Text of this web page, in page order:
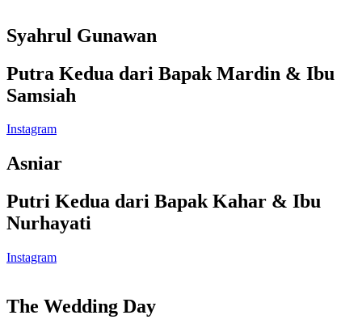
Syahrul Gunawan
Putra Kedua dari Bapak Mardin & Ibu
Samsiah
Instagram
Asniar
Putri Kedua dari Bapak Kahar & Ibu
Nurhayati
Instagram
The Wedding Day